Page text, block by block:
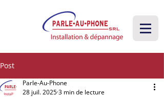
Post
Parle-Au-Phone
28 juil. 20253 min de lecture